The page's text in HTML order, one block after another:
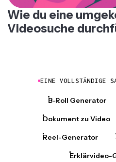
Wie du eine
Videosuche
EINE VOLLSTÄNDIGE
B-Roll Generator
Dokument zu Video
Reel-Generator
Erklärvideo-